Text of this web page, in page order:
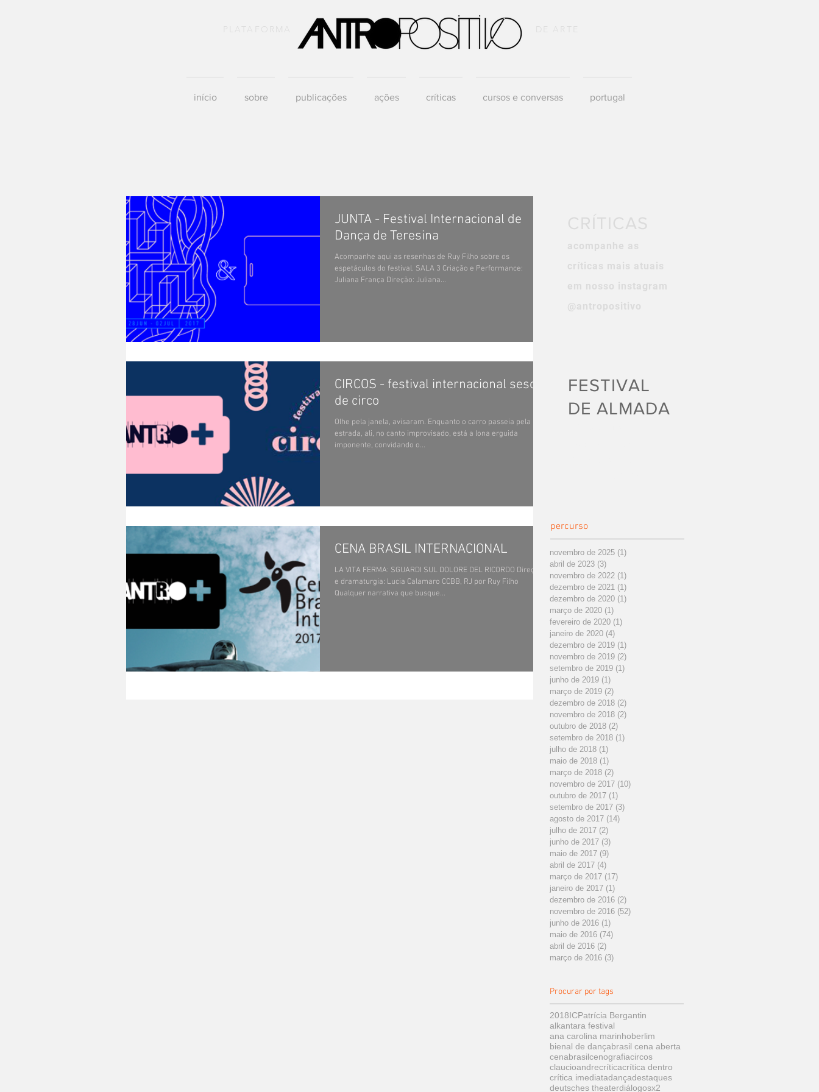
início sobre publicações ações críticas cursos e conversas portugal
JUNTA - Festival Internacional de
Dança de Teresina
Acompanhe aqui as resenhas de Ruy Filho sobre os
espetáculos do festival. SALA 3 Criação e Performance:
Juliana França Direção: Juliana...
CIRCOS - festival internacional sesc
de circo
Olhe pela janela, avisaram. Enquanto o carro passeia pela
estrada, ali, no canto improvisado, está a lona erguida
imponente, convidando o...
CENA BRASIL INTERNACIONAL
LA VITA FERMA: SGUARDI SUL DOLORE DEL RICORDO Direção
e dramaturgia: Lucia Calamaro CCBB, RJ por Ruy Filho
Qualquer narrativa que busque...
FESTIVAL
DE ALMADA
percurso
novembro de 2025 (1)
abril de 2023 (3)
novembro de 2022 (1)
dezembro de 2021 (1)
dezembro de 2020 (1)
março de 2020 (1)
fevereiro de 2020 (1)
janeiro de 2020 (4)
dezembro de 2019 (1)
novembro de 2019 (2)
setembro de 2019 (1)
junho de 2019 (1)
março de 2019 (2)
dezembro de 2018 (2)
novembro de 2018 (2)
outubro de 2018 (2)
setembro de 2018 (1)
julho de 2018 (1)
maio de 2018 (1)
março de 2018 (2)
novembro de 2017 (10)
outubro de 2017 (1)
setembro de 2017 (3)
agosto de 2017 (14)
julho de 2017 (2)
junho de 2017 (3)
maio de 2017 (9)
abril de 2017 (4)
março de 2017 (17)
janeiro de 2017 (1)
dezembro de 2016 (2)
novembro de 2016 (52)
junho de 2016 (1)
maio de 2016 (74)
abril de 2016 (2)
março de 2016 (3)
Procurar por tags
2018ICPatrícia Bergantin
alkantara festival
ana carolina marinhoberlim
bienal de dançabrasil cena aberta
cenabrasilcenografiacircos
claucioandrecríticacrítica dentro
crítica imediatadançadestaques
deutsches theaterdiálogosx2